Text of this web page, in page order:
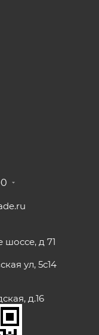
шоссе, д 71
ул, 5с14
д.16